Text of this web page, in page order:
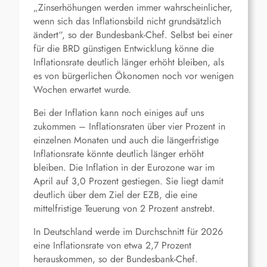
„Zinserhöhungen werden immer wahrscheinlicher,
wenn sich das Inflationsbild nicht grundsätzlich
ändert“, so der Bundesbank-Chef. Selbst bei einer
für die BRD günstigen Entwicklung könne die
Inflationsrate deutlich länger erhöht bleiben, als
es von bürgerlichen Ökonomen noch vor wenigen
Wochen erwartet wurde.
Bei der Inflation kann noch einiges auf uns
zukommen – Inflationsraten über vier Prozent in
einzelnen Monaten und auch die längerfristige
Inflationsrate könnte deutlich länger erhöht
bleiben. Die Inflation in der Eurozone war im
April auf 3,0 Prozent gestiegen. Sie liegt damit
deutlich über dem Ziel der EZB, die eine
mittelfristige Teuerung von 2 Prozent anstrebt.
In Deutschland werde im Durchschnitt für 2026
eine Inflationsrate von etwa 2,7 Prozent
herauskommen, so der Bundesbank-Chef.